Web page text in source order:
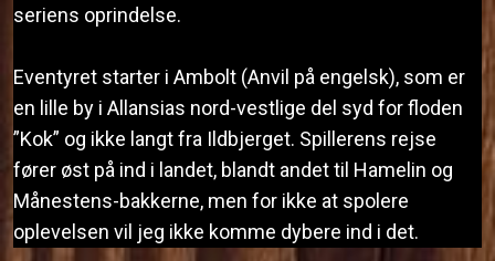
seriens oprindelse.
Eventyret starter i Ambolt (Anvil på engelsk), som er
en lille by i Allansias nord-vestlige del syd for floden
”Kok” og ikke langt fra Ildbjerget. Spillerens rejse
fører øst på ind i landet, blandt andet til Hamelin og
Månestens-bakkerne, men for ikke at spolere
oplevelsen vil jeg ikke komme dybere ind i det.